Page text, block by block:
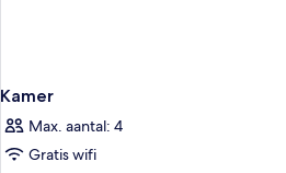
Kamer
Max. aantal: 4
Gratis wifi